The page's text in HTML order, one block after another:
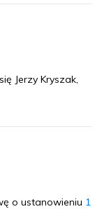
Jerzy Kryszak,
o ustanowieniu 1